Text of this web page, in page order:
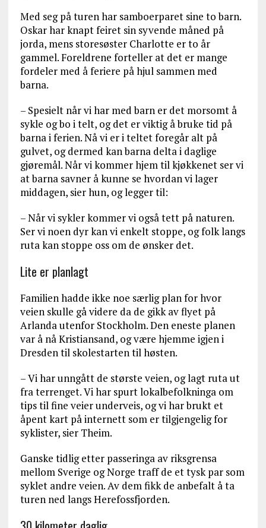
Med seg på turen har samboerparet sine to barn.
Oskar har knapt feiret sin syvende måned på
jorda, mens storesøster Charlotte er to år
gammel. Foreldrene forteller at det er mange
fordeler med å feriere på hjul sammen med
barna.
– Spesielt når vi har med barn er det morsomt å
sykle og bo i telt, og det er viktig å bruke tid på
barna i ferien. Nå vi er i teltet foregår alt på
gulvet, og dermed kan barna delta i daglige
gjøremål. Når vi kommer hjem til kjøkkenet ser vi
at barna savner å kunne se hvordan vi lager
middagen, sier hun, og legger til:
– Når vi sykler kommer vi også tett på naturen.
Ser vi noen dyr kan vi enkelt stoppe, og folk langs
ruta kan stoppe oss om de ønsker det.
Lite er planlagt
Familien hadde ikke noe særlig plan for hvor
veien skulle gå videre da de gikk av flyet på
Arlanda utenfor Stockholm. Den eneste planen
var å nå Kristiansand, og være hjemme igjen i
Dresden til skolestarten til høsten.
– Vi har unngått de største veien, og lagt ruta ut
fra terrenget. Vi har spurt lokalbefolkninga om
tips til fine veier underveis, og vi har brukt et
åpent kart på internett som er tilgjengelig for
syklister, sier Theim.
Ganske tidlig etter passeringa av riksgrensa
mellom Sverige og Norge traff de et tysk par som
syklet andre veien. Av dem fikk de anbefalt å ta
turen ned langs Herefossfjorden.